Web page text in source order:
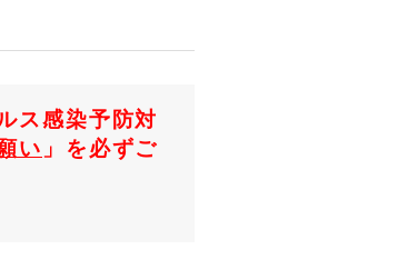
ス感染予防対
い 」を必ずご